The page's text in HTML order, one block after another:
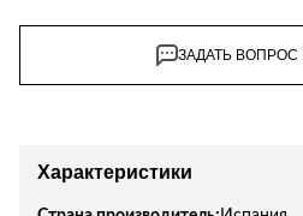
ЗАДАТЬ
Характеристики